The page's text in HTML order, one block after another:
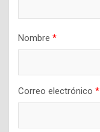
Nombre *
Correo electrónico *